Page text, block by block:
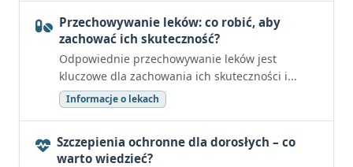
Przechowywanie leków: co robić, aby
zachować ich skuteczność?
Odpowiednie przechowywanie leków jest
kluczowe dla zachowania ich skuteczności i...
Informacje o lekach
Szczepienia ochronne dla dorosłych – co
warto wiedzieć?